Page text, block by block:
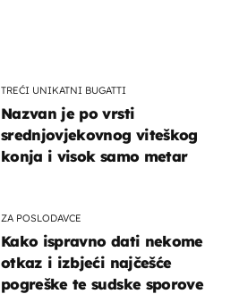
TREĆI UNIKATNI BUGATTI
Nazvan je po vrsti
srednjovjekovnog viteškog
konja i visok samo metar
ZA POSLODAVCE
Kako ispravno dati nekome
otkaz i izbjeći najčešće
pogreške te sudske sporove